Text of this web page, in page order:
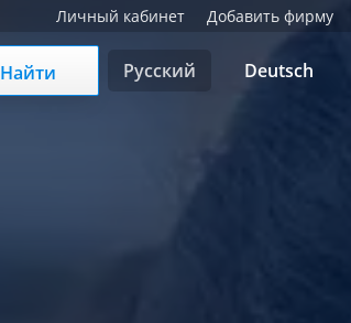
Личный кабинет Добавить фирму
Найти Русский Deutsch